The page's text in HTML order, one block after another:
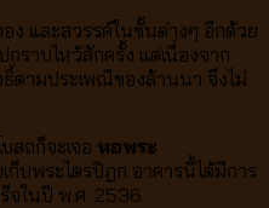
ง และสวรรค์ในชั้นต่างๆ อีกด้วย
ราบไหว้สักครั้ง แต่เนื่องจาก
ธิ์ตามประเพณีของล้านนา จึงไม่
สถก็จะเจอ หอพระ
ก็บพระไตรปิฎก อาคารนี้ได้มีการ
จในปี พ.ศ. 2536